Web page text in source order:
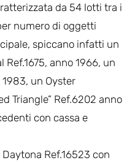
da 54 lotti tra i
numero di oggetti
spiccano infatti un
Ref.1675, anno 1966, un
un Oyster
Triangle” Ref.6202 anno
con cassa e
Ref.16523 con